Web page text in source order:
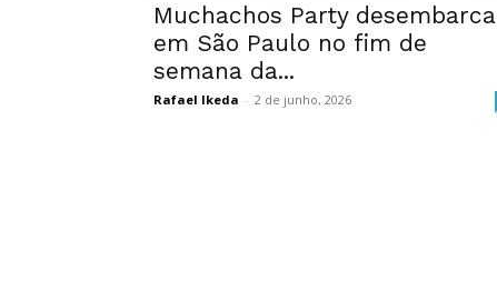
Muchachos Party desembarca
em São Paulo no fim de
semana da...
Rafael Ikeda - 2 de junho, 2026